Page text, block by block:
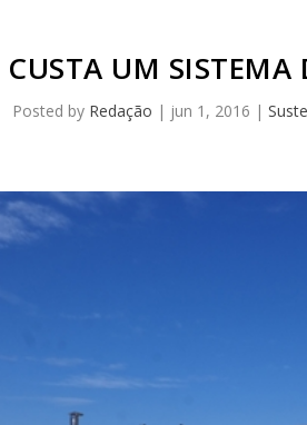
UM SISTEMA
Posted by Redação | jun 1, 2016 |